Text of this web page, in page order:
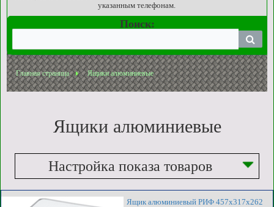
указанным телефонам.
Поиск:
Главная страница Ящики алюминиевые
Ящики алюминиевые
Настройка показа товаров
Ящик алюминиевый РИФ 457х317х262